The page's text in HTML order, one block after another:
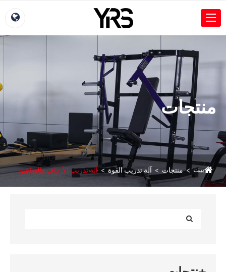
منتجات
بيت منتجات آلة تدريب القوة آلة تدريب الأرداف والساقين